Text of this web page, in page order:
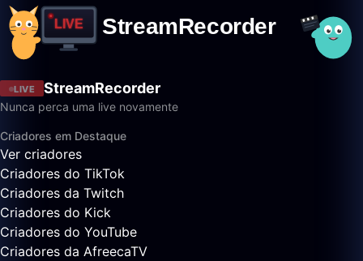
LIVE StreamRecorder
Nunca perca uma live novamente
Criadores em Destaque
Ver criadores
Criadores do TikTok
Criadores da Twitch
Criadores do Kick
Criadores do YouTube
Criadores da AfreecaTV